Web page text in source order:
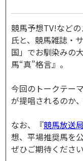
競馬予想TV!など
氏と、競馬雑誌・
国」でお馴染みの
馬“真”格言』。
今回のトークテー
が提唱されるのか
なお、『競馬放送
想、平場推奨馬を
ぜひご期待ください